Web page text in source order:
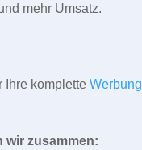
mehr Umsatz.
Ihre kompletteWerbung
wir zusammen: